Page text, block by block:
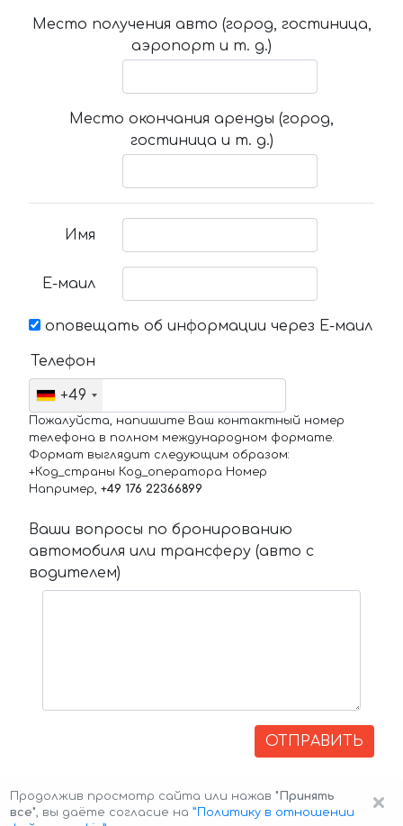
Место получения авто (город, гостиница,
аэропорт и т. д.)
Место окончания аренды (город,
гостиница и т. д.)
Имя
Е-маил
оповещать об информации через Е-маил
Телефон
+49
Пожалуйста, напишите Ваш контактный номер
телефона в полном международном формате.
Формат выглядит следующим образом:
+Код_страны Код_оператора Номер
Например, +49 176 22366899
Ваши вопросы по бронированию
автомобиля или трансферу (авто с
водителем)
ОТПРАВИТЬ
×
Продолжив просмотр сайта или нажав "Принять
все", вы даёте согласие на ”Политику в отношении